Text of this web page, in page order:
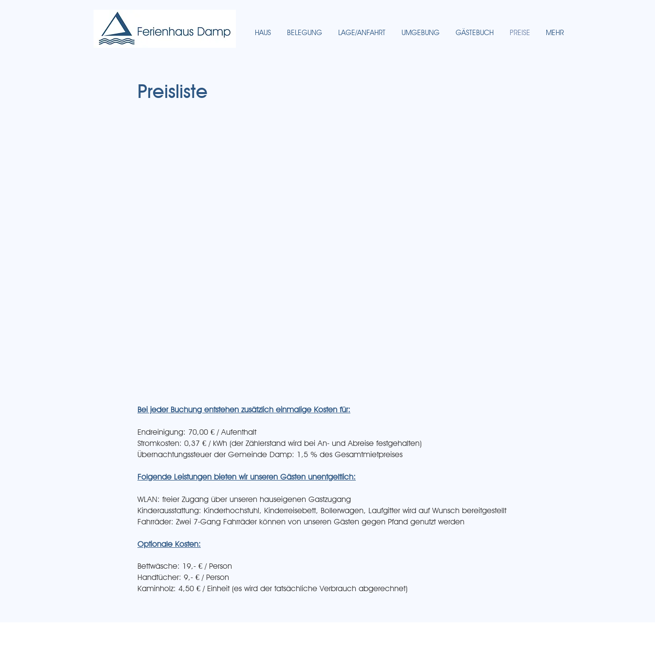
HAUS BELEGUNG LAGE/ANFAHRT UMGEBUNG GÄSTEBUCH PREISE MEHR
Preisliste
Bei jeder Buchung entstehen zusätzlich einmalige Kosten für:
Endreinigung: 70,00 € / Aufenthalt
Stromkosten: 0,37 € / kWh (der Zählerstand wird bei An- und Abreise festgehalten)
Übernachtungssteuer der Gemeinde Damp: 1,5 % des Gesamtmietpreises
Folgende Leistungen bieten wir unseren Gästen unentgeltlich:
WLAN: freier Zugang über unseren hauseigenen Gastzugang
Kinderausstattung: Kinderhochstuhl, Kinderreisebett, Bollerwagen, Laufgitter wird auf Wunsch bereitgestellt
Fahrräder: Zwei 7-Gang Fahrräder können von unseren Gästen gegen Pfand genutzt werden
Optionale Kosten:
Bettwäsche: 19,- € / Person
Handtücher: 9,- € / Person
Kaminholz: 4,50 € / Einheit (es wird der tatsächliche Verbrauch abgerechnet)